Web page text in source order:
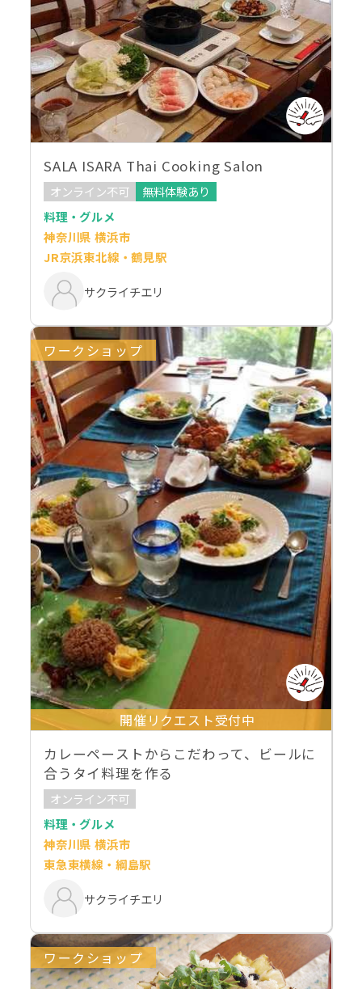
SALA ISARA Thai Cooking Salon
オンライン不可
無料体験あり
料理・グルメ
神奈川県 横浜市
JR京浜東北線・鶴見駅
サクライチエリ
ワークショップ
開催リクエスト受付中
カレーペーストからこだわって、ビールに
合うタイ料理を作る
オンライン不可
料理・グルメ
神奈川県 横浜市
東急東横線・綱島駅
サクライチエリ
ワークショップ